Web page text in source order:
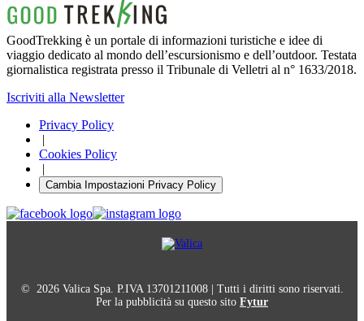
GoodTrekking è un portale di informazioni turistiche e idee di
viaggio dedicato al mondo dell’escursionismo e dell’outdoor. Testata
giornalistica registrata presso il Tribunale di Velletri al n° 1633/2018.
Iscriviti alla Newsletter
Privacy Policy
|
Cookies Policy
|
Cambia Impostazioni Privacy Policy
© 2026 Valica Spa. P.IVA 13701211008 | Tutti i diritti sono riservati.
Per la pubblicità su questo sito Fytur